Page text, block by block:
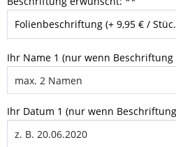
Ihr Name 1 (nur wenn Beschriftung
Ihr Datum 1 (nur wenn